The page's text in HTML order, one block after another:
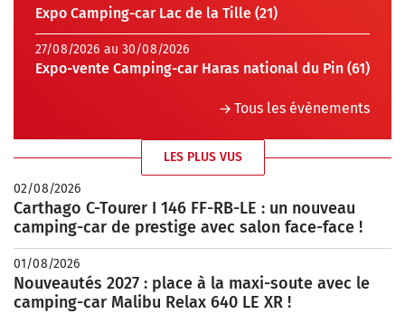
Expo Camping-car Lac de la Tille (21)
27/08/2026 au 30/08/2026
Expo-vente Camping-car Haras national du Pin (61)
Tous les évènements
LES PLUS VUS
02/08/2026
Carthago C-Tourer I 146 FF-RB-LE : un nouveau
camping-car de prestige avec salon face-face !
01/08/2026
Nouveautés 2027 : place à la maxi-soute avec le
camping-car Malibu Relax 640 LE XR !